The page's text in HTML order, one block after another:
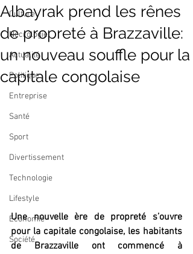
Culture
Nécrologie
Actualité
Politique
Entreprise
Santé
Sport
Divertissement
Technologie
Lifestyle
Economie
Société
Albayrak prend les rênes
de propreté à Brazzaville:
un nouveau souffle pour la
capitale congolaise
Une nouvelle ère de propreté s’ouvre
pour la capitale congolaise, les habitants
de Brazzaville ont commencé à